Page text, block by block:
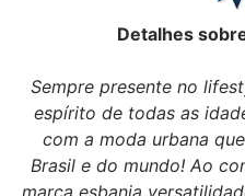
Detalhes
Sempre presente no
espírito de todas as
com a moda urbana
Brasil e do mundo! Ao